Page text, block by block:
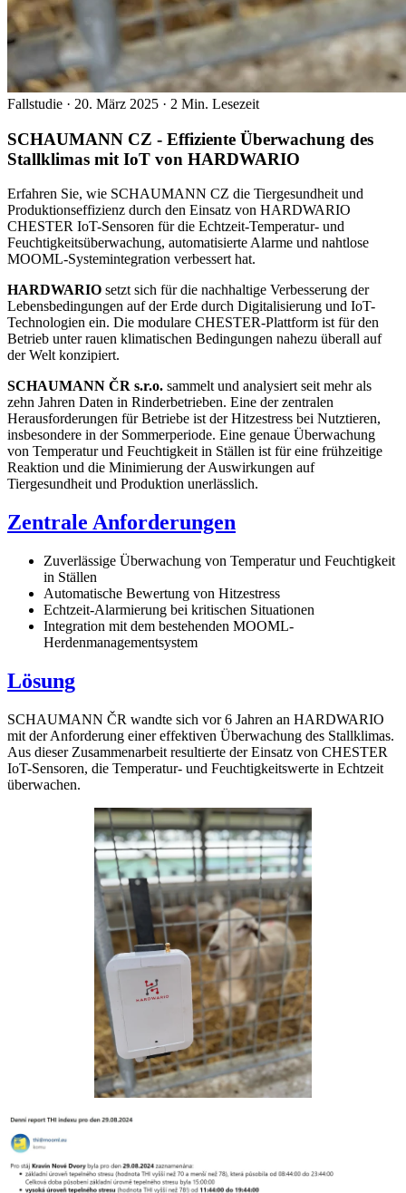
Fallstudie · 20. März 2025 · 2 Min. Lesezeit
SCHAUMANN CZ - Effiziente Überwachung des
Stallklimas mit IoT von HARDWARIO
Erfahren Sie, wie SCHAUMANN CZ die Tiergesundheit und
Produktionseffizienz durch den Einsatz von HARDWARIO
CHESTER IoT-Sensoren für die Echtzeit-Temperatur- und
Feuchtigkeitsüberwachung, automatisierte Alarme und nahtlose
MOOML-Systemintegration verbessert hat.
HARDWARIO setzt sich für die nachhaltige Verbesserung der
Lebensbedingungen auf der Erde durch Digitalisierung und IoT-
Technologien ein. Die modulare CHESTER-Plattform ist für den
Betrieb unter rauen klimatischen Bedingungen nahezu überall auf
der Welt konzipiert.
SCHAUMANN ČR s.r.o. sammelt und analysiert seit mehr als
zehn Jahren Daten in Rinderbetrieben. Eine der zentralen
Herausforderungen für Betriebe ist der Hitzestress bei Nutztieren,
insbesondere in der Sommerperiode. Eine genaue Überwachung
von Temperatur und Feuchtigkeit in Ställen ist für eine frühzeitige
Reaktion und die Minimierung der Auswirkungen auf
Tiergesundheit und Produktion unerlässlich.
Zentrale Anforderungen
Zuverlässige Überwachung von Temperatur und Feuchtigkeit
in Ställen
Automatische Bewertung von Hitzestress
Echtzeit-Alarmierung bei kritischen Situationen
Integration mit dem bestehenden MOOML-
Herdenmanagementsystem
Lösung
SCHAUMANN ČR wandte sich vor 6 Jahren an HARDWARIO
mit der Anforderung einer effektiven Überwachung des Stallklimas.
Aus dieser Zusammenarbeit resultierte der Einsatz von CHESTER
IoT-Sensoren, die Temperatur- und Feuchtigkeitswerte in Echtzeit
überwachen.